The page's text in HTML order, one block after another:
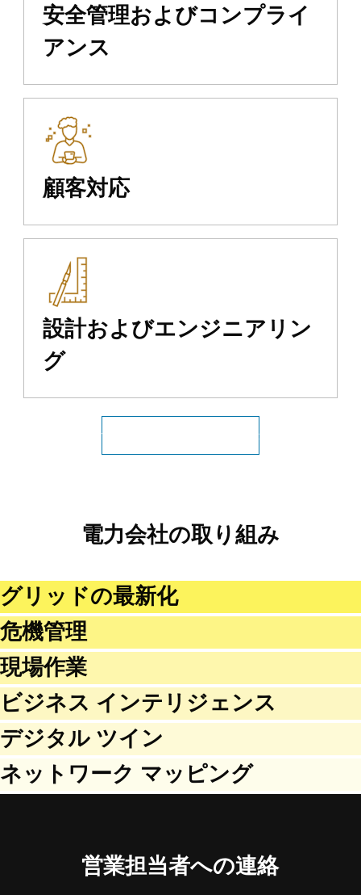
安全管理およびコンプライ
アンス
顧客対応
設計およびエンジニアリン
グ
すべての公共エネルギーを表示
電力会社の取り組み
グリッドの最新化
危機管理
現場作業
ビジネス インテリジェンス
デジタル ツイン
ネットワーク マッピング
営業担当者への連絡